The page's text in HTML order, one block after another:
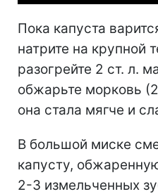
Пока капуста
натрите на крупной
разогрейте 2 ст. л.
обжарьте морковь
она стала мягче и
В большой миске
капусту,
2-3 измельченных